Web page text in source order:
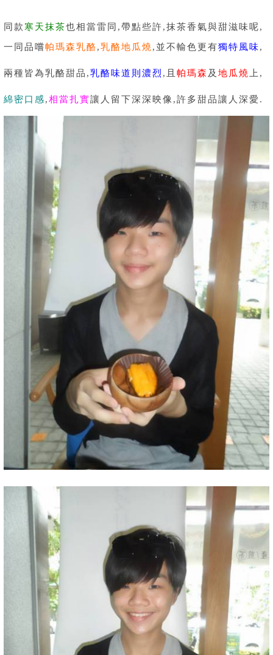
同款 寒天抹茶也相當雷同,帶點些許,抹茶香氣與甜滋味呢,
一同品嚐帕瑪森乳酪,乳酪地瓜燒 ,並不輸色更有獨特風味,
兩種皆為乳酪甜品,乳酪味道則濃烈 ,且 帕瑪森 及 地瓜燒 上,
綿密口感,相當扎實讓人留下深深映像,許多甜品讓人深愛.